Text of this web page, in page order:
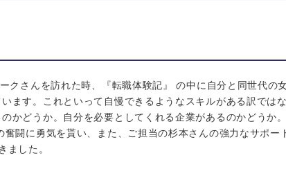
クさんを訪れた時、『転職体験記』 の中に自分と同世代の
ます。これといって自慢できるようなスキルがある訳では
かどうか。自分を必要としてくれる企業があるのかどうか
奮闘に勇気を貰い、また、ご担当の杉本さんの強力なサポー
ました。